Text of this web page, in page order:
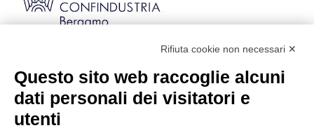
Codice Fiscale: 80021750163 | PEC:
info@pec.confindustriabergamo.it
Rifiuta cookie non necessari ✕
Questo sito web raccoglie alcuni
dati personali dei visitatori e
utenti